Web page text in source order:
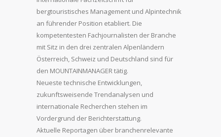
bergtouristisches Management und Alpintechnik
an führender Position etabliert. Die
kompetentesten Fachjournalisten der Branche
mit Sitz in den drei zentralen Alpenländern
Österreich, Schweiz und Deutschland sind für
den MOUNTAINMANAGER tätig.
Neueste technische Entwicklungen,
zukunftsweisende Trendanalysen und
internationale Recherchen stehen im
Vordergrund der Berichterstattung.
Aktuelle Reportagen über branchenrelevante